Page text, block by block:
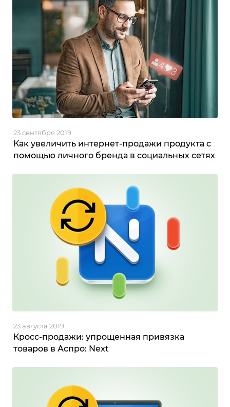
Как увеличить интернет-продажи продукта с
помощью личного бренда в социальных сетях
23 сентября 2019
Кросс-продажи: упрощенная привязка
товаров в Аспро: Next
23 августа 2019